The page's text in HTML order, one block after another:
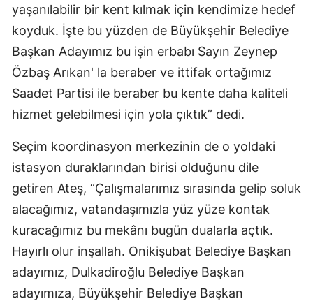
yaşanılabilir bir kent kılmak için kendimize hedef
koyduk. İşte bu yüzden de Büyükşehir Belediye
Başkan Adayımız bu işin erbabı Sayın Zeynep
Özbaş Arıkan' la beraber ve ittifak ortağımız
Saadet Partisi ile beraber bu kente daha kaliteli
hizmet gelebilmesi için yola çıktık” dedi.
Seçim koordinasyon merkezinin de o yoldaki
istasyon duraklarından birisi olduğunu dile
getiren Ateş, “Çalışmalarımız sırasında gelip soluk
alacağımız, vatandaşımızla yüz yüze kontak
kuracağımız bu mekânı bugün dualarla açtık.
Hayırlı olur inşallah. Onikişubat Belediye Başkan
adayımız, Dulkadiroğlu Belediye Başkan
adayımıza, Büyükşehir Belediye Başkan